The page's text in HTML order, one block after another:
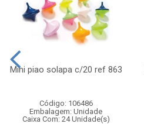
Mini piao solapa c/20 ref 863
Código: 106486
Embalagem: Unidade
Caixa Com: 24 Unidade(s)